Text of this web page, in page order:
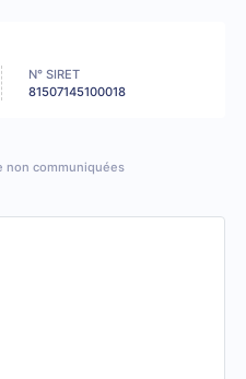
N° SIRET
81507145100018
non communiquées